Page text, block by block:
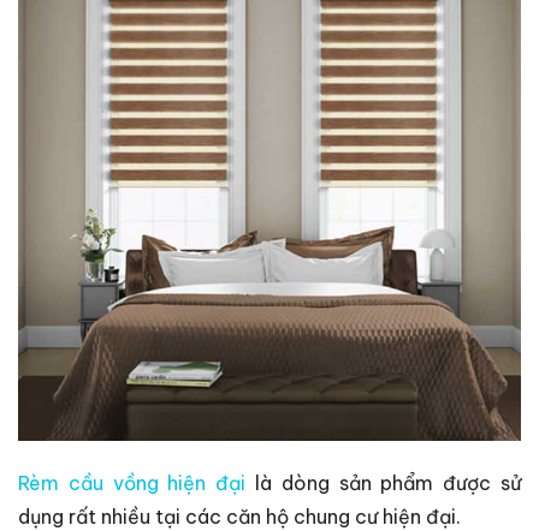
Rèm cầu vồng hiện đại là dòng sản phẩm được sử
dụng rất nhiều tại các căn hộ chung cư hiện đại.